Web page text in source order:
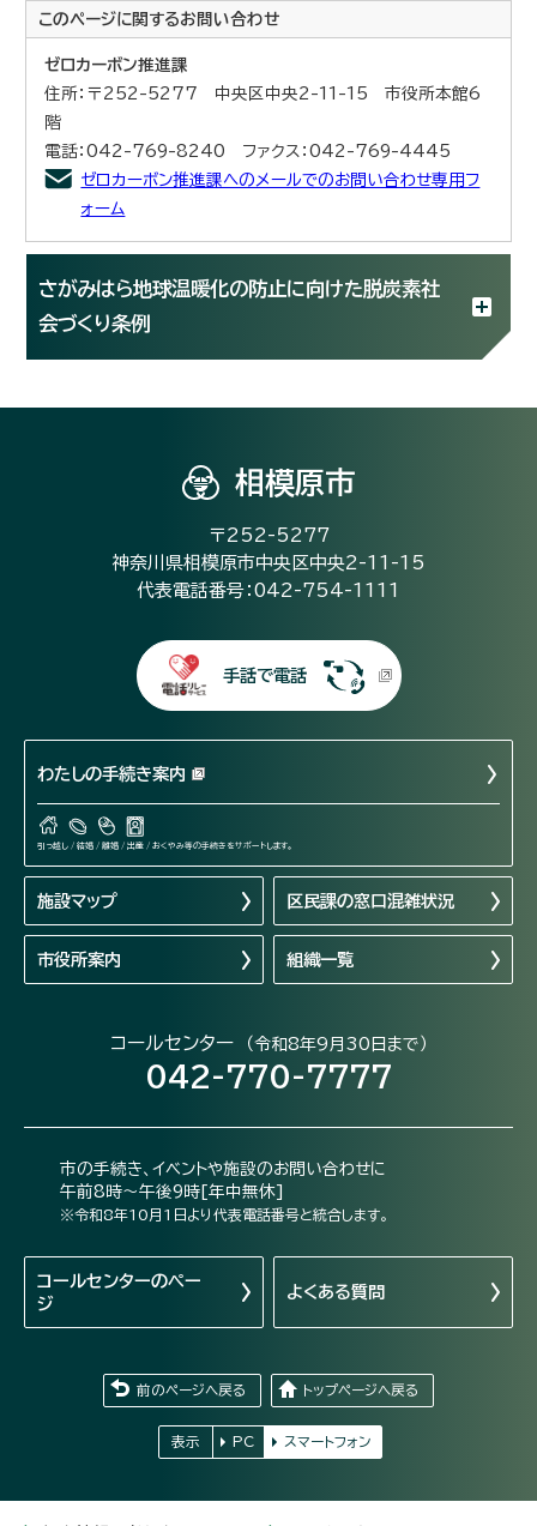
このページに関するお問い合わせ
ゼロカーボン推進課
住所：〒252-5277 中央区中央2-11-15 市役所本館6
階
電話：042-769-8240 ファクス：042-769-4445
ゼロカーボン推進課へのメールでのお問い合わせ専用フ
ォーム
さがみはら地球温暖化の防止に向けた脱炭素社
会づくり条例
相模原市
〒252-5277
神奈川県相模原市中央区中央2-11-15
代表電話番号：042-754-1111
手話で電話
わたしの手続き案内
引っ越し / 結婚 / 離婚 / 出産 / おくやみ等の手続きをサポートします。
施設マップ 区民課の窓口混雑状況
市役所案内 組織一覧
コールセンター （令和8年9月30日まで）
042-770-7777
市の手続き、イベントや施設のお問い合わせに
午前8時～午後9時[年中無休]
※令和8年10月1日より代表電話番号と統合します。
コールセンターのペー
ジ
よくある質問
前のページへ戻る トップページへ戻る
表示 PC スマートフォン